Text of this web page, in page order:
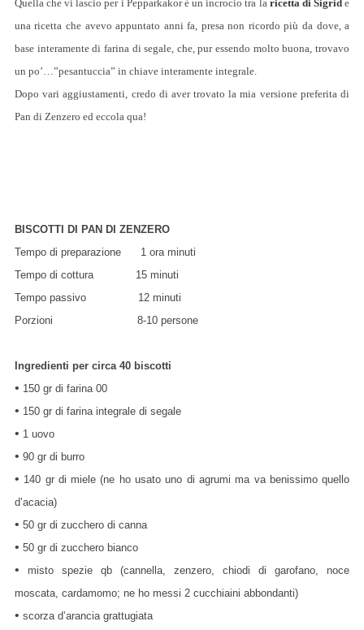
Quella che vi lascio per i Pepparkakor è un incrocio tra la ricetta di Sigride
una ricetta che avevo appuntato anni fa, presa non ricordo più da dove, a
base interamente di farina di segale, che, pur essendo molto buona, trovavo
un po’…”pesantuccia” in chiave interamente integrale.
Dopo vari aggiustamenti, credo di aver trovato la mia versione preferita di
Pan di Zenzero ed eccola qua!
BISCOTTI DI PAN DI ZENZERO
Tempo di preparazione 1 ora minuti
Tempo di cottura 15 minuti
Tempo passivo 12 minuti
Porzioni 8-10 persone
Ingredienti per circa 40 biscotti
• 150 gr di farina 00
• 150 gr di farina integrale di segale
• 1 uovo
• 90 gr di burro
• 140 gr di miele (ne ho usato uno di agrumi ma va benissimo quello
d’acacia)
• 50 gr di zucchero di canna
• 50 gr di zucchero bianco
•
misto spezie qb (cannella, zenzero, chiodi di garofano, noce
moscata, cardamomo; ne ho messi 2 cucchiaini abbondanti)
• scorza d’arancia grattugiata